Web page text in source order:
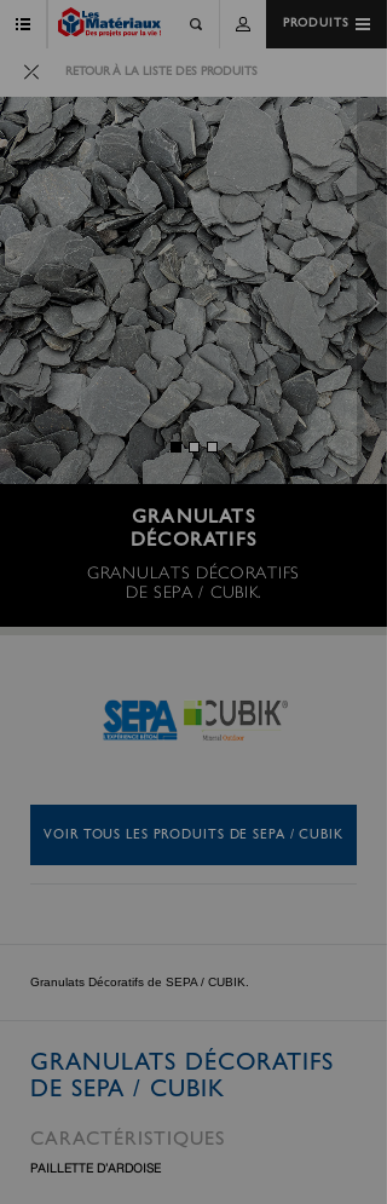
PRODUITS
RETOUR À LA LISTE DES PRODUITS
GRANULATS
DÉCORATIFS
GRANULATS DÉCORATIFS
DE SEPA / CUBIK.
VOIR TOUS LES PRODUITS DE SEPA / CUBIK
Granulats Décoratifs de SEPA / CUBIK.
GRANULATS DÉCORATIFS
DE SEPA / CUBIK
CARACTÉRISTIQUES
PAILLETTE D’ARDOISE